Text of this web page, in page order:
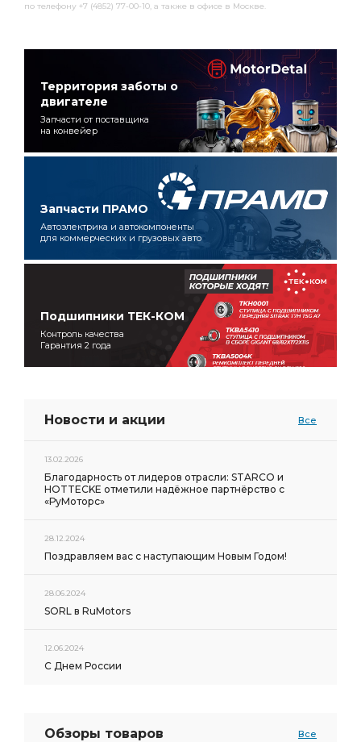
по телефону +7 (4852) 77-00-10, а также в офисе в Москве.
Территория заботы о
двигателе
Запчасти от поставщика
на конвейер
Запчасти ПРАМО
Автоэлектрика и автокомпоненты
для коммерческих и грузовых авто
Подшипники ТЕК-КОМ
Контроль качества
Гарантия 2 года
Новости и акции Все
13.02.2026
Благодарность от лидеров отрасли: STARCO и
HOTTECKE отметили надёжное партнёрство с
«РуМоторс»
28.12.2024
Поздравляем вас с наступающим Новым Годом!
28.06.2024
SORL в RuMotors
12.06.2024
С Днем России
Обзоры товаров Все